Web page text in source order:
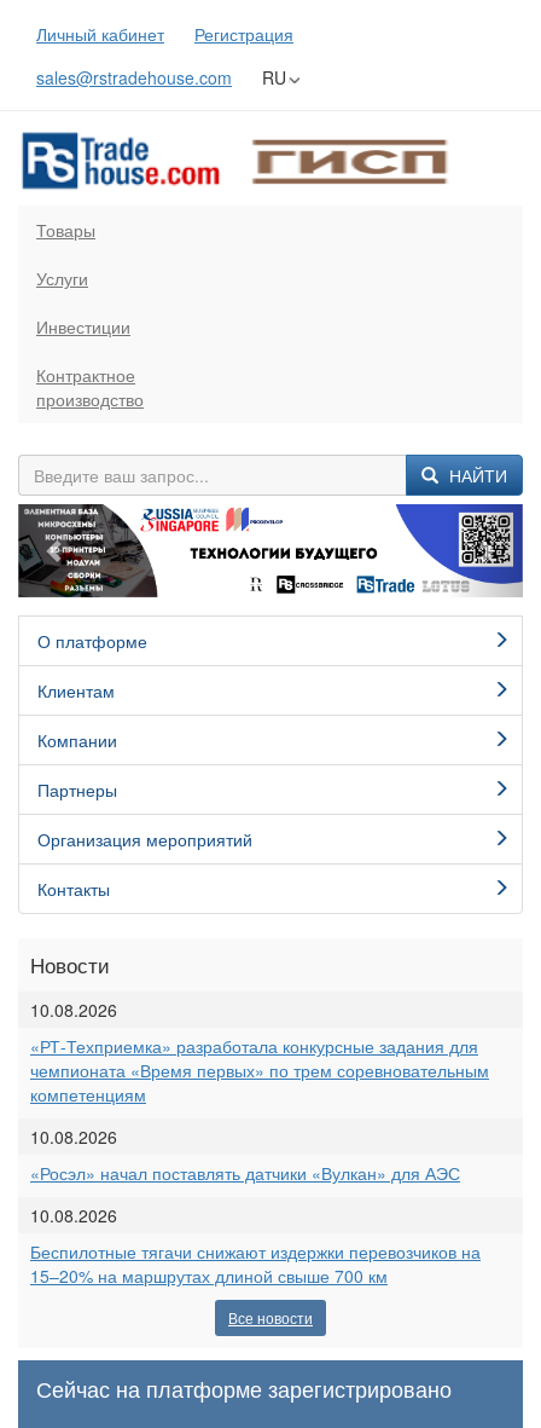
Личный кабинет
Регистрация
sales@rstradehouse.com
RU
Товары
Услуги
Инвестиции
Контрактное
производство
НАЙТИ
Previous Next
О платформе
Клиентам
Компании
Партнеры
Организация мероприятий
Контакты
Новости
10.08.2026
«РТ-Техприемка» разработала конкурсные задания для
чемпионата «Время первых» по трем соревновательным
компетенциям
10.08.2026
«Росэл» начал поставлять датчики «Вулкан» для АЭС
10.08.2026
Беспилотные тягачи снижают издержки перевозчиков на
15–20% на маршрутах длиной свыше 700 км
Все новости
Сейчас на платформе зарегистрировано